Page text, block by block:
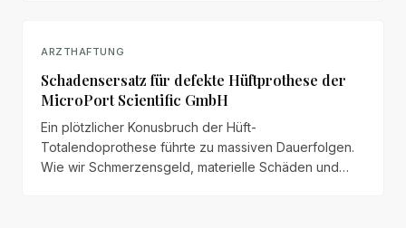
ARZTHAFTUNG
Schadensersatz für defekte Hüftprothese der
MicroPort Scientific GmbH
Ein plötzlicher Konusbruch der Hüft-
Totalendoprothese führte zu massiven Dauerfolgen.
Wie wir Schmerzensgeld, materielle Schäden und